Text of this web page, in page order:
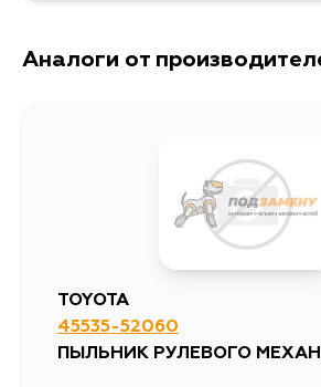
Аналоги от
TOYOTA
45535-52060
ПЫЛЬНИК РУЛЕВОГО